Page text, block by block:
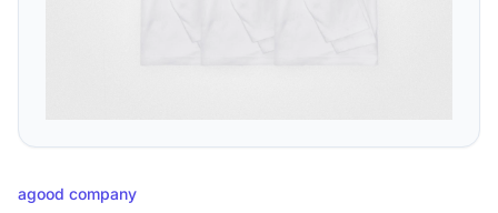
agood company